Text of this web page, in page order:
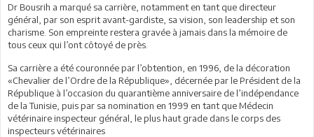
Dr Bousrih a marqué sa carrière, notamment en tant que directeur
général, par son esprit avant-gardiste, sa vision, son leadership et son
charisme. Son empreinte restera gravée à jamais dans la mémoire de
tous ceux qui l’ont côtoyé de près.
Sa carrière a été couronnée par l’obtention, en 1996, de la décoration
«Chevalier de l’Ordre de la République», décernée par le Président de la
République à l’occasion du quarantième anniversaire de l’indépendance
de la Tunisie, puis par sa nomination en 1999 en tant que Médecin
vétérinaire inspecteur général, le plus haut grade dans le corps des
inspecteurs vétérinaires